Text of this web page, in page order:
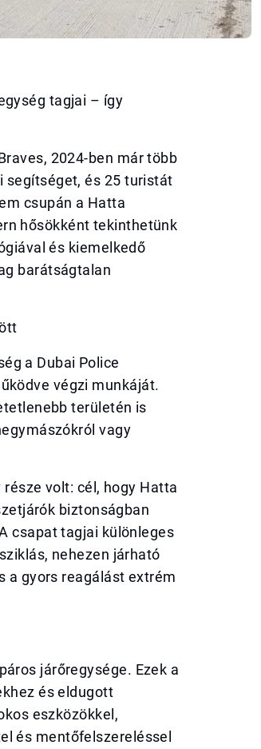
tagjai – így
2024-ben már több
segítséget, és 25 turistát
csupán a Hatta
hősökként tekinthetünk
és kiemelkedő
barátságtalan
a Dubai Police
végzi munkáját.
területén is
vagy
volt: cél, hogy Hatta
biztonságban
csapat tagjai különleges
nehezen járható
a gyors reagálást extrém
járőregysége. Ezek a
és eldugott
eszközökkel,
és mentőfelszereléssel